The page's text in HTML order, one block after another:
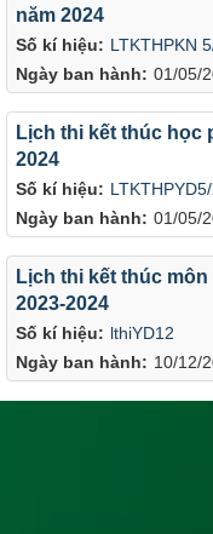
Số kí hiệu: LTKTHPKN
Ngày ban hành: 01/05/
năm 2024
Số kí hiệu:
Ngày ban hành: 01/05/
Lịch thi kết thúc học
2024
Số kí hiệu: lthiYD12
Ngày ban hành: 10/12/
Lịch thi kết thúc
2023-2024